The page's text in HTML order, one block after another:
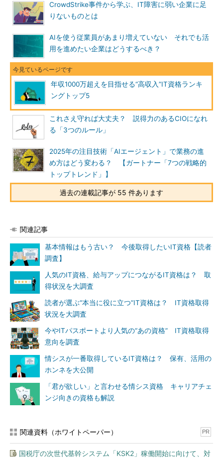
CrowdStrike事件から学ぶ、IT障害に弱い企業に足
りないものとは
AIを使う従業員があまり増えていない それでも活
用を進めたい企業はどうするべき？
年収1000万超えを目指せる“高収入”IT資格ランキ
ングトップ5
これさえ守れば大丈夫？ 説得力のあるCIOになれ
る「3つのルール」
2025年の注目技術「AIエージェント」で業務の進
め方はどう変わる？ 【ガートナー「7つの戦略的
トップトレンド」】
過去の連載記事が 55 件あります
関連記事
基本情報はもう古い？ 今後取得したいIT資格【読者
調査】
人気のIT資格、給与アップにつながるIT資格は？ 取
得状況を大調査
読者が選ぶ“本当に役に立つ”IT資格は？ IT資格取得
状況を大調査
今やITパスポートより人気の“あの資格” IT資格取得
意向を調査
情シスが一番取得しているIT資格は？ 保有、活用の
ホンネを大公開
「君が欲しい」と言わせる情シス資格 キャリアチェ
ンジ向きの資格も解説
関連資料（ホワイトペーパー） PR
国税庁の次世代基幹システム「KSK2」稼働開始に向けて、対